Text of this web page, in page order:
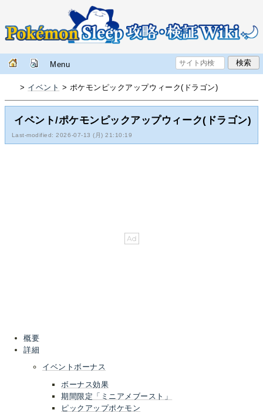
Menu
> イベント > ポケモンピックアップウィーク(ドラゴン)
イベント/ポケモンピックアップウィーク(ドラゴン)
Last-modified: 2026-07-13 (月) 21:10:19
概要
詳細
イベントボーナス
ボーナス効果
期間限定「ミニアメブースト」
ピックアップポケモン